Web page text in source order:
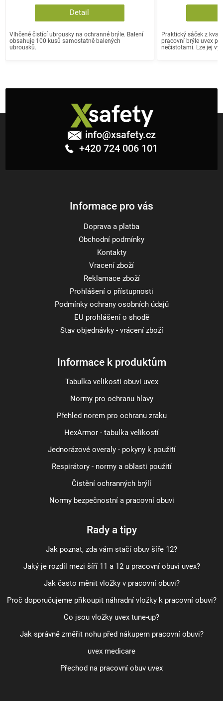
Detail
Vlhčené čistící ubrousky na ochranné brýle. Balení
obsahuje 100 kusů samostatně balených
ubrousků.
Praktický sáček z
pracovní brýle uvex
nečistotami. Lze jej
info@xsafety.cz
+420 724 006 101
Informace pro vás
Doprava a platba
Obchodní podmínky
Kontakty
Vracení zboží
Reklamace zboží
Prohlášení o přístupnosti
Podmínky ochrany osobních údajů
EU prohlášení o shodě
Stav objednávky - vrácení zboží
Informace k produktům
Tabulka velikostí obuvi uvex
Normy pro ochranu hlavy
Přehled norem pro ochranu zraku
HexArmor - tabulka velikostí
Jednorázové overaly - pokyny k použití
Respirátory - normy a oblasti použití
Čistění ochranných brýlí
Normy bezpečnostní a pracovní obuvi
Rady a tipy
Jak poznat, zda vám stačí obuv šíře 12?
Jaký je rozdíl mezi šíří 11 a 12 u pracovní obuvi uvex?
Jak často měnit vložky v pracovní obuvi?
Proč doporučujeme přikoupit náhradní vložky k pracovní obuvi?
Co jsou vložky uvex tune-up?
Jak správně změřit nohu před nákupem pracovní obuvi?
uvex medicare
Přechod na pracovní obuv uvex